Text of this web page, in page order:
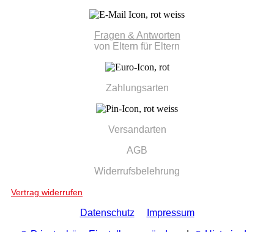
Fragen & Antworten
von Eltern für Eltern
Zahlungsarten
Versandarten
AGB
Widerrufsbelehrung
Vertrag widerrufen
Datenschutz Impressum